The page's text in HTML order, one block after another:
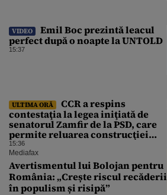
VIDEO
Emil Boc prezintă leacul
perfect după o noapte la UNTOLD
15:37
ULTIMA ORĂ
CCR a respins
contestaţia la legea iniţiată de
senatorul Zamfir de la PSD, care
permite reluarea construcţiei
hidrocentralelor din zonele
protejate
15:36
Mediafax
Avertismentul lui Bolojan pentru
România: „Crește riscul recăderii
în populism și risipă”